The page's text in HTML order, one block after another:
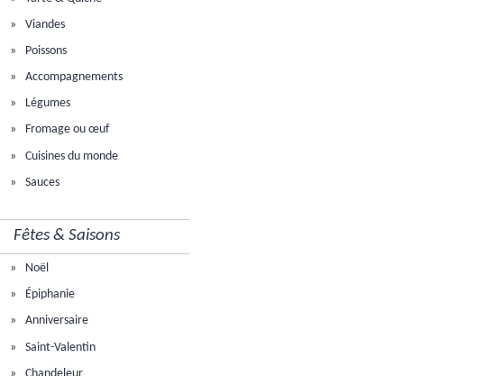
Viandes
Poissons
Accompagnements
Légumes
Fromage ou œuf
Cuisines du monde
Sauces
Fêtes & Saisons
Noël
Épiphanie
Anniversaire
Saint-Valentin